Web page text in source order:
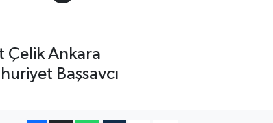
Çelik Ankara
Başsavcı